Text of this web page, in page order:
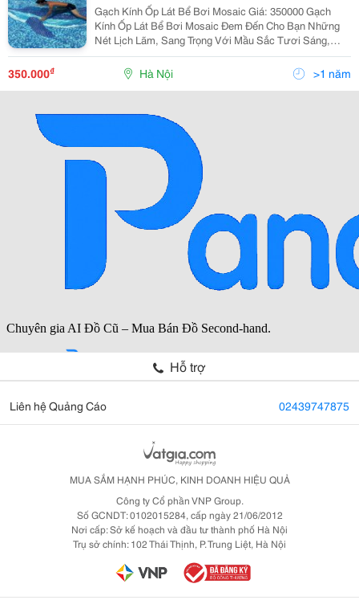
Gạch Kính Ốp Lát Bể Bơi Mosaic Giá: 350000 Gạch
Kính Ốp Lát Bể Bơi Mosaic Đem Đến Cho Bạn Những
Nét Lịch Lãm, Sang Trọng Với Mầu Sắc Tươi Sáng,
Nhẹ Nhàng.gạch Kính Ốp Lát Bể Bơi Mosaic Được Sản
Xuất Với Những Ý Tưởng Độc Đáo Như Bề Mặt Vân Đá
350.000₫ Hà Nội >1 năm
Hỗ trợ
Liên hệ Quảng Cáo 02439747875
MUA SẮM HẠNH PHÚC, KINH DOANH HIỆU QUẢ
Công ty Cổ phần VNP Group.
Số GCNDT: 0102015284, cấp ngày 21/06/2012
Nơi cấp: Sở kế hoạch và đầu tư thành phố Hà Nội
Trụ sở chính: 102 Thái Thịnh, P. Trung Liệt, Hà Nội